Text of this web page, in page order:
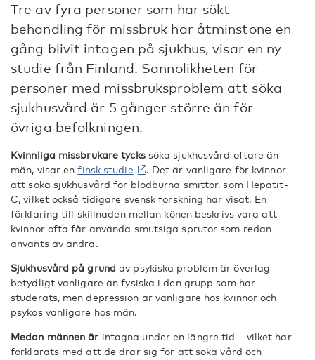
Tre av fyra personer som har sökt
behandling för missbruk har åtminstone en
gång blivit intagen på sjukhus, visar en ny
studie från Finland. Sannolikheten för
personer med missbruksproblem att söka
sjukhusvård är 5 gånger större än för
övriga befolkningen.
Kvinnliga missbrukare tyckssöka sjukhusvård oftare än
män, visar enfinsk studie
. Det är vanligare för kvinnor
att söka sjukhusvård för blodburna smittor, som Hepatit-
C, vilket också tidigare svensk forskning har visat. En
förklaring till skillnaden mellan könen beskrivs vara att
kvinnor ofta får använda smutsiga sprutor som redan
använts av andra.
Sjukhusvård på grund av psykiska problem är överlag
betydligt vanligare än fysiska i den grupp som har
studerats, men depression är vanligare hos kvinnor och
psykos vanligare hos män.
Medan männen är intagna under en längre tid – vilket har
förklarats med att de drar sig för att söka vård och